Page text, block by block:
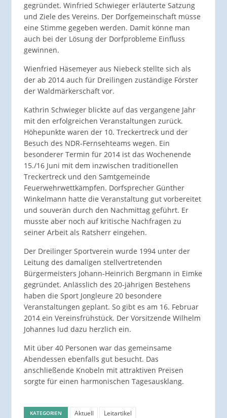
gegründet. Winfried Schwieger erläuterte Satzung
und Ziele des Vereins. Der Dorfgemeinschaft müsse
eine Stimme gegeben werden. Damit könne man
auch bei der Lösung der Dorfprobleme Einfluss
gewinnen.
Wienfried Häsemeyer aus Niebeck stellte sich als
der ab 2014 auch für Dreilingen zuständige Förster
der Waldmärkerschaft vor.
Kathrin Schwieger blickte auf das vergangene Jahr
mit den erfolgreichen Veranstaltungen zurück.
Höhepunkte waren der 10. Treckertreck und der
Besuch des NDR-Fernsehteams wegen. Ein
besonderer Termin für 2014 ist das Wochenende
15./16 Juni mit dem inzwischen traditionellen
Treckertreck und den Samtgemeinde
Feuerwehrwettkämpfen. Dorfsprecher Günther
Winkelmann hatte die Veranstaltung gut vorbereitet
und souverän durch den Nachmittag geführt. Er
musste aber noch auf kritische Nachfragen zu
seiner Arbeit als Ratsherr eingehen.
Der Dreilinger Sportverein wurde 1994 unter der
Leitung des damaligen stellvertretenden
Bürgermeisters Johann-Heinrich Bergmann in Eimke
gegründet. Anlässlich des 20-jährigen Bestehens
haben die Sport Jongleure 20 besondere
Veranstaltungen geplant. So gibt es am 16. Februar
2014 ein Vereinsfrühstück. Der Vorsitzende Wilhelm
Johannes lud dazu herzlich ein.
Mit über 40 Personen war das gemeinsame
Abendessen ebenfalls gut besucht. Das
anschließende Knobeln mit attraktiven Preisen
sorgte für einen harmonischen Tagesausklang.
KATEGORIEN Aktuell Leitartikel